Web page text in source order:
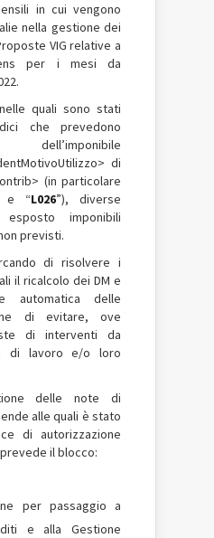
in cui vengono
nella gestione dei
VIG relative a
per i mesi da
quali sono stati
che prevedono
dell’imponibile
di
(in particolare
e “L026”), diverse
imponibili
previsti.
di risolvere i
il ricalcolo dei DM e
automatica delle
di evitare, ove
di interventi da
di lavoro e/o loro
delle note di
alle quali è stato
di autorizzazione
il blocco:
per passaggio a
e alla Gestione